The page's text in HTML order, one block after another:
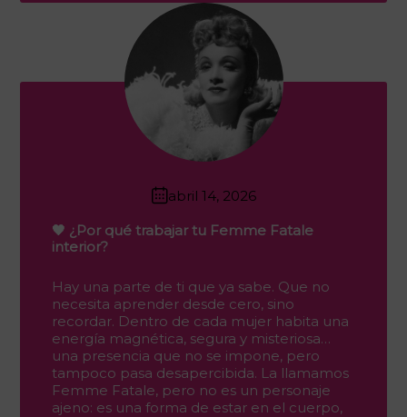
abril 14, 2026
🖤 ¿Por qué trabajar tu Femme Fatale
interior?
Hay una parte de ti que ya sabe. Que no
necesita aprender desde cero, sino
recordar. Dentro de cada mujer habita una
energía magnética, segura y misteriosa…
una presencia que no se impone, pero
tampoco pasa desapercibida. La llamamos
Femme Fatale, pero no es un personaje
ajeno: es una forma de estar en el cuerpo,